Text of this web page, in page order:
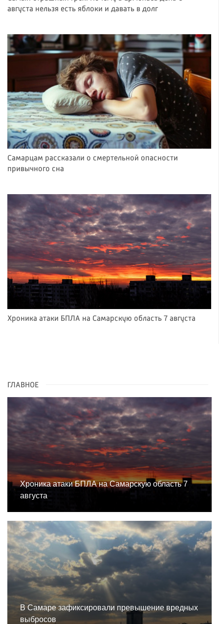
августа нельзя есть яблоки и давать в долг
Самарцам рассказали о смертельной опасности
привычного сна
Хроника атаки БПЛА на Самарскую область 7 августа
ГЛАВНОЕ
Хроника атаки БПЛА на Самарскую область 7
августа
В Самаре зафиксировали превышение вредных
выбросов